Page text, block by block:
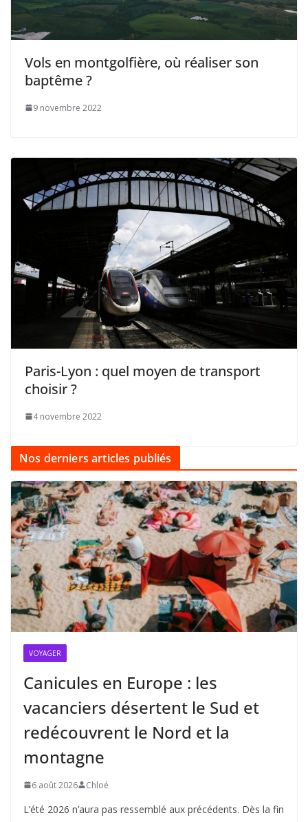
Vols en montgolfière, où réaliser son
baptême ?
9 novembre 2022
Paris-Lyon : quel moyen de transport
choisir ?
4 novembre 2022
Nos derniers articles publiés
VOYAGER
Canicules en Europe : les
vacanciers désertent le Sud et
redécouvrent le Nord et la
montagne
6 août 2026 Chloé
L’été 2026 n’aura pas ressemblé aux précédents. Dès la fin